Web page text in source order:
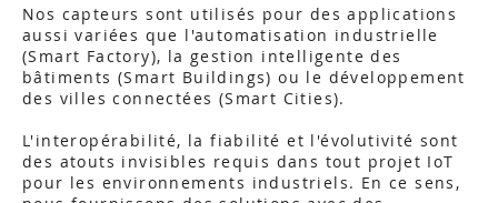
Nos capteurs sont utilisés pour des applications
aussi variées que l'automatisation industrielle
(Smart Factory), la gestion intelligente des
bâtiments (Smart Buildings) ou le développement
des villes connectées (Smart Cities).
L'interopérabilité, la fiabilité et l'évolutivité sont
des atouts invisibles requis dans tout projet IoT
pour les environnements industriels. En ce sens,